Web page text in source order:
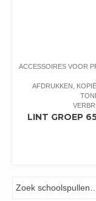
ACCESSOIRES VOOR
AFDRUKKEN,
LINT GROEP